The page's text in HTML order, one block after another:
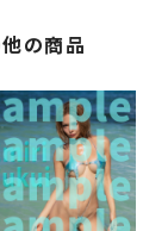
の商品